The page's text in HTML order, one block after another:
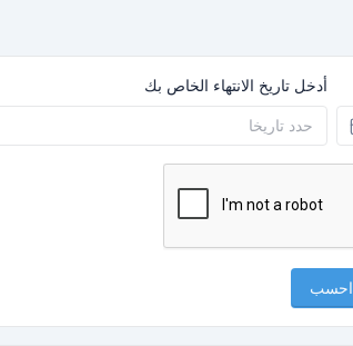
أدخل تاريخ الانتهاء الخاص بك
احسب